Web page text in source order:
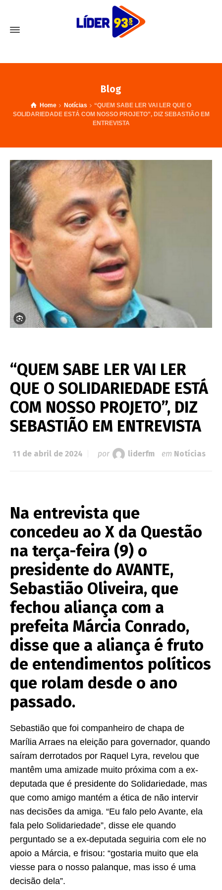
Blog
Home Notícias
“QUEM SABE LER VAI LER QUE O
SOLIDARIEDADE ESTÁ COM NOSSO PROJETO”, DIZ SEBASTIÃO EM
ENTREVISTA
“QUEM SABE LER VAI LER
QUE O SOLIDARIEDADE ESTÁ
COM NOSSO PROJETO”, DIZ
SEBASTIÃO EM ENTREVISTA
11 de abril de 2024 por liderfm em Notícias
Na entrevista que
concedeu ao X da Questão
na terça-feira (9) o
presidente do AVANTE,
Sebastião Oliveira, que
fechou aliança com a
prefeita Márcia Conrado,
disse que a aliança é fruto
de entendimentos políticos
que rolam desde o ano
passado.
Sebastião que foi companheiro de chapa de
Marília Arraes na eleição para governador, quando
saíram derrotados por Raquel Lyra, revelou que
mantêm uma amizade muito próxima com a ex-
deputada que é presidente do Solidariedade, mas
que como amigo mantém a ética de não intervir
nas decisões da amiga. “Eu falo pelo Avante, ela
fala pelo Solidariedade”, disse ele quando
perguntado se a ex-deputada seguiria com ele no
apoio a Márcia, e frisou: “gostaria muito que ela
viesse para o nosso palanque, mas isso é uma
decisão dela”.